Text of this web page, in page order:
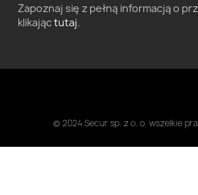
Zapoznaj się z pełną informacją o
klikająctutaj.
© 2024 Secur sp. z o. o. wszelkie